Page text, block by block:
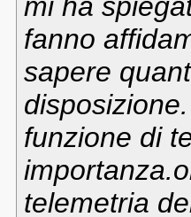
fanno
sapere
funzione di
telemetria